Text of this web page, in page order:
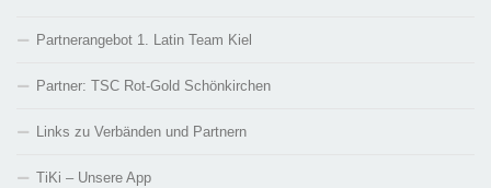
Partnerangebot 1. Latin Team Kiel
Partner: TSC Rot-Gold Schönkirchen
Links zu Verbänden und Partnern
TiKi – Unsere App